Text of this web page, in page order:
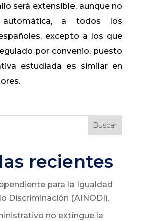
será extensible, aunque no
a todos los
excepto a los que
por convenio, puesto
estudiada es similar en
Buscar
recientes
para la Igualdad
Discriminación (AINODI).
no extingue la